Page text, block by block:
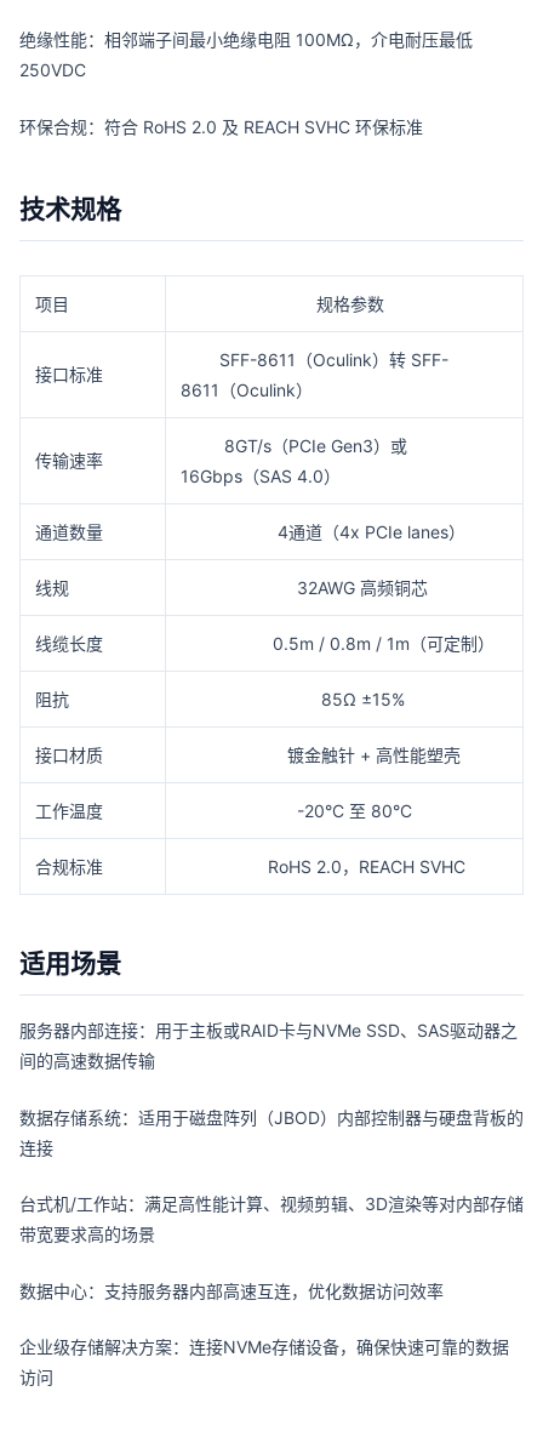
绝缘性能：相邻端子间最小绝缘电阻 100MΩ，介电耐压最低
250VDC
环保合规：符合 RoHS 2.0 及 REACH SVHC 环保标准
技术规格
项目 规格参数
接口标准
SFF-8611（Oculink）转 SFF-
8611（Oculink）
传输速率
8GT/s（PCIe Gen3）或
16Gbps（SAS 4.0）
通道数量 4通道（4x PCIe lanes）
线规 32AWG 高频铜芯
线缆长度 0.5m / 0.8m / 1m（可定制）
阻抗 85Ω ±15%
接口材质 镀金触针 + 高性能塑壳
工作温度 -20°C 至 80°C
合规标准 RoHS 2.0，REACH SVHC
适用场景
服务器内部连接：用于主板或RAID卡与NVMe SSD、SAS驱动器之
间的高速数据传输
数据存储系统：适用于磁盘阵列（JBOD）内部控制器与硬盘背板的
连接
台式机/工作站：满足高性能计算、视频剪辑、3D渲染等对内部存储
带宽要求高的场景
数据中心：支持服务器内部高速互连，优化数据访问效率
企业级存储解决方案：连接NVMe存储设备，确保快速可靠的数据
访问